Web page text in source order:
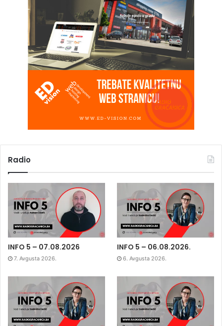
Radio
INFO 5 – 07.08.2026
7. Avgusta 2026.
INFO 5 – 06.08.2026.
6. Avgusta 2026.